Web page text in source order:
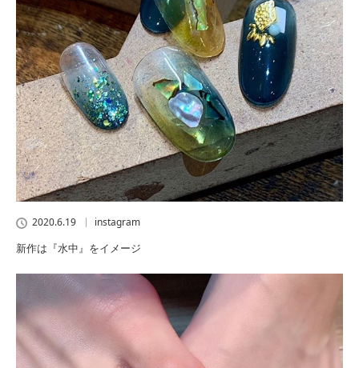
2020.6.19 instagram
新作は『水中』をイメージ